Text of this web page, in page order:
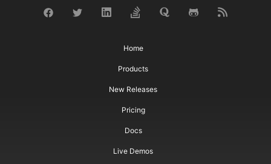
Home
Products
New Releases
Pricing
Docs
Live Demos